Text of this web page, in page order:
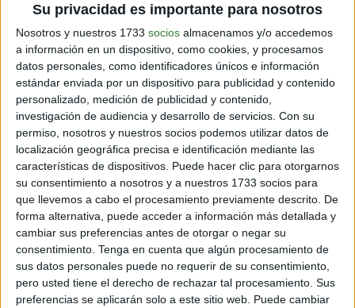
Su privacidad es importante para nosotros
Nosotros y nuestros 1733 socios almacenamos y/o accedemos
a información en un dispositivo, como cookies, y procesamos
datos personales, como identificadores únicos e información
estándar enviada por un dispositivo para publicidad y contenido
personalizado, medición de publicidad y contenido,
investigación de audiencia y desarrollo de servicios. Con su
permiso, nosotros y nuestros socios podemos utilizar datos de
localización geográfica precisa e identificación mediante las
características de dispositivos. Puede hacer clic para otorgarnos
su consentimiento a nosotros y a nuestros 1733 socios para
que llevemos a cabo el procesamiento previamente descrito. De
forma alternativa, puede acceder a información más detallada y
cambiar sus preferencias antes de otorgar o negar su
consentimiento. Tenga en cuenta que algún procesamiento de
sus datos personales puede no requerir de su consentimiento,
pero usted tiene el derecho de rechazar tal procesamiento. Sus
preferencias se aplicarán solo a este sitio web. Puede cambiar
mar, poseía aletas y se alimentaba de peces, según
demuestran los análisis realizados a su boca y
dentadura y los restos de peces conservados en su
estómago.
No está relacionado con los
plesiosaurios
El ejemplar del D. orientalis fue encontrado en 2003.
Desde entonces, los investigadores estuvieron
trabajando para determinar a qué especie pertenecía.